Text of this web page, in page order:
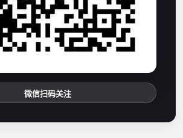
微信扫码关注